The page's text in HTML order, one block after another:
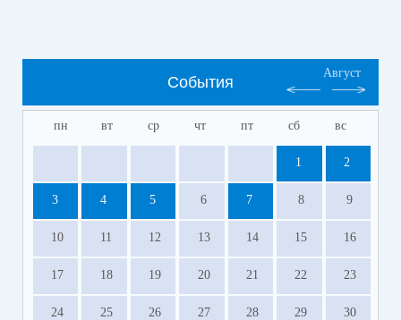
События
Август
пн вт ср чт пт сб вс
1 2
3 4 5 6 7 8 9
10 11 12 13 14 15 16
17 18 19 20 21 22 23
24 25 26 27 28 29 30